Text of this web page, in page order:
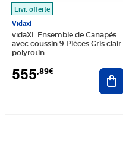
Livr. offerte
Vidaxl
vidaXL Ensemble de Canapés
avec coussin 9 Pièces Gris clair
polyrotin
555,89€